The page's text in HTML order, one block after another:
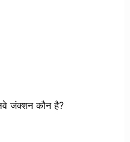
जंक्शन कौन है?